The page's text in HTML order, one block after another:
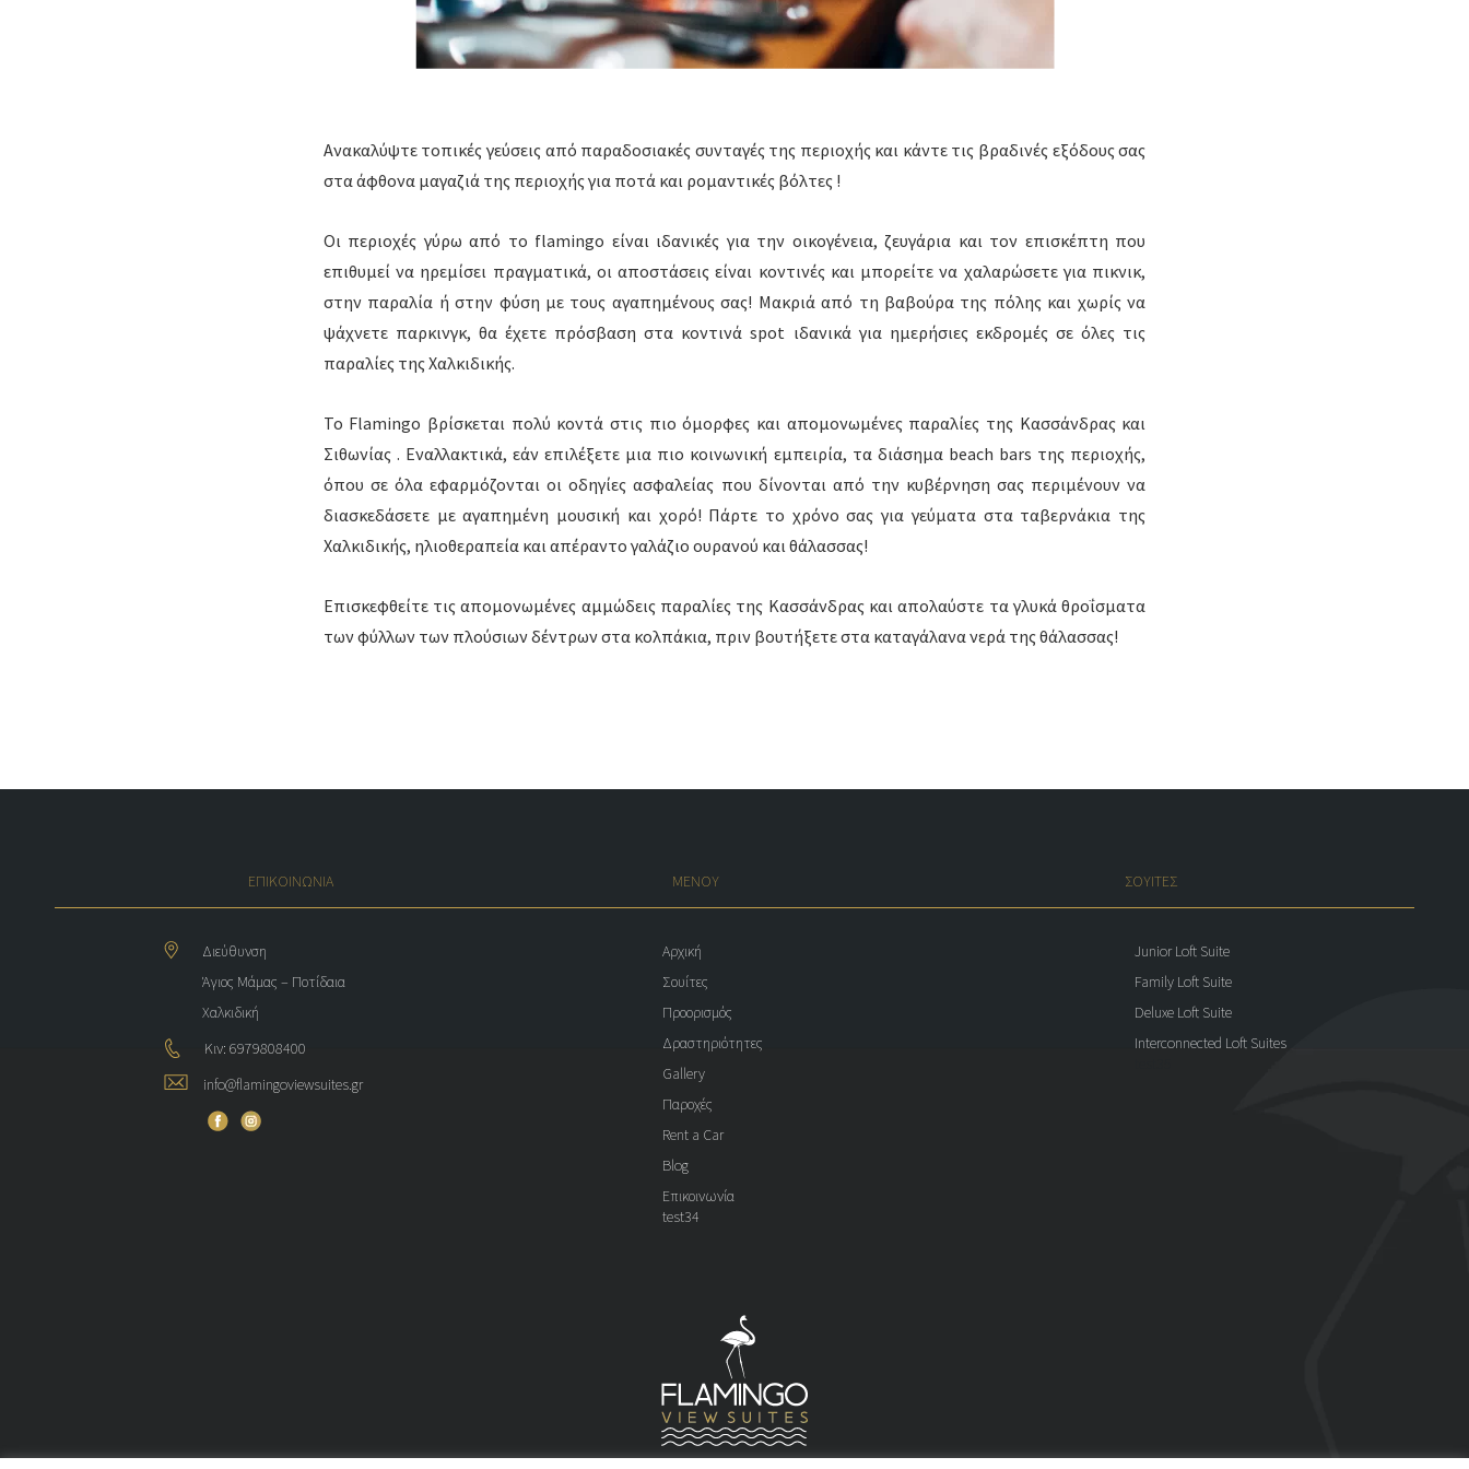
Ανακαλύψτε τοπικές γεύσεις από παραδοσιακές συνταγές της περιοχής και κάντε τις βραδινές εξόδους σας
στα άφθονα μαγαζιά της περιοχής για ποτά και ρομαντικές βόλτες !
Οι περιοχές γύρω από το flamingo είναι ιδανικές για την οικογένεια, ζευγάρια και τον επισκέπτη που
επιθυμεί να ηρεμίσει πραγματικά, οι αποστάσεις είναι κοντινές και μπορείτε να χαλαρώσετε για πικνικ,
στην παραλία ή στην φύση με τους αγαπημένους σας! Μακριά από τη βαβούρα της πόλης και χωρίς να
ψάχνετε παρκινγκ, θα έχετε πρόσβαση στα κοντινά spot ιδανικά για ημερήσιες εκδρομές σε όλες τις
παραλίες της Χαλκιδικής.
Το Flamingo βρίσκεται πολύ κοντά στις πιο όμορφες και απομονωμένες παραλίες της Κασσάνδρας και
Σιθωνίας . Εναλλακτικά, εάν επιλέξετε μια πιο κοινωνική εμπειρία, τα διάσημα beach bars της περιοχής,
όπου σε όλα εφαρμόζονται οι οδηγίες ασφαλείας που δίνονται από την κυβέρνηση σας περιμένουν να
διασκεδάσετε με αγαπημένη μουσική και χορό! Πάρτε το χρόνο σας για γεύματα στα ταβερνάκια της
Χαλκιδικής, ηλιοθεραπεία και απέραντο γαλάζιο ουρανού και θάλασσας!
Επισκεφθείτε τις απομονωμένες αμμώδεις παραλίες της Κασσάνδρας και απολαύστε τα γλυκά θροΐσματα
των φύλλων των πλούσιων δέντρων στα κολπάκια, πριν βουτήξετε στα καταγάλανα νερά της θάλασσας!
ΕΠΙΚΟΙΝΩΝΙΑ ΜΕΝΟΥ ΣΟΥΙΤΕΣ
Διεύθυνση
Άγιος Μάμας – Ποτίδαια
Χαλκιδική
Κιν: 6979808400
info@flamingoviewsuites.gr
Αρχική
Σουίτες
Προορισμός
Δραστηριότητες
Gallery
Παροχές
Rent a Car
Blog
Επικοινωνία
test34
Junior Loft Suite
Family Loft Suite
Deluxe Loft Suite
Interconnected Loft Suites